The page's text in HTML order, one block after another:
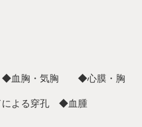
◆血胸・気胸
◆心膜・胸
よる穿孔 ◆血腫